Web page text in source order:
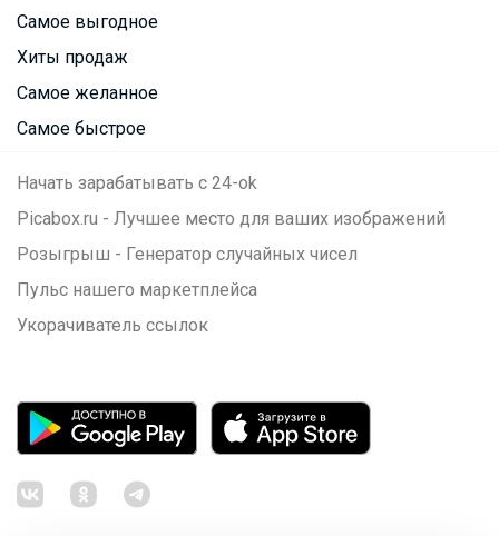
Самое выгодное
Хиты продаж
Самое желанное
Самое быстрое
Начать зарабатывать с 24-ok
Picabox.ru - Лучшее место для ваших изображений
Розыгрыш - Генератор случайных чисел
Пульс нашего маркетплейса
Укорачиватель ссылок